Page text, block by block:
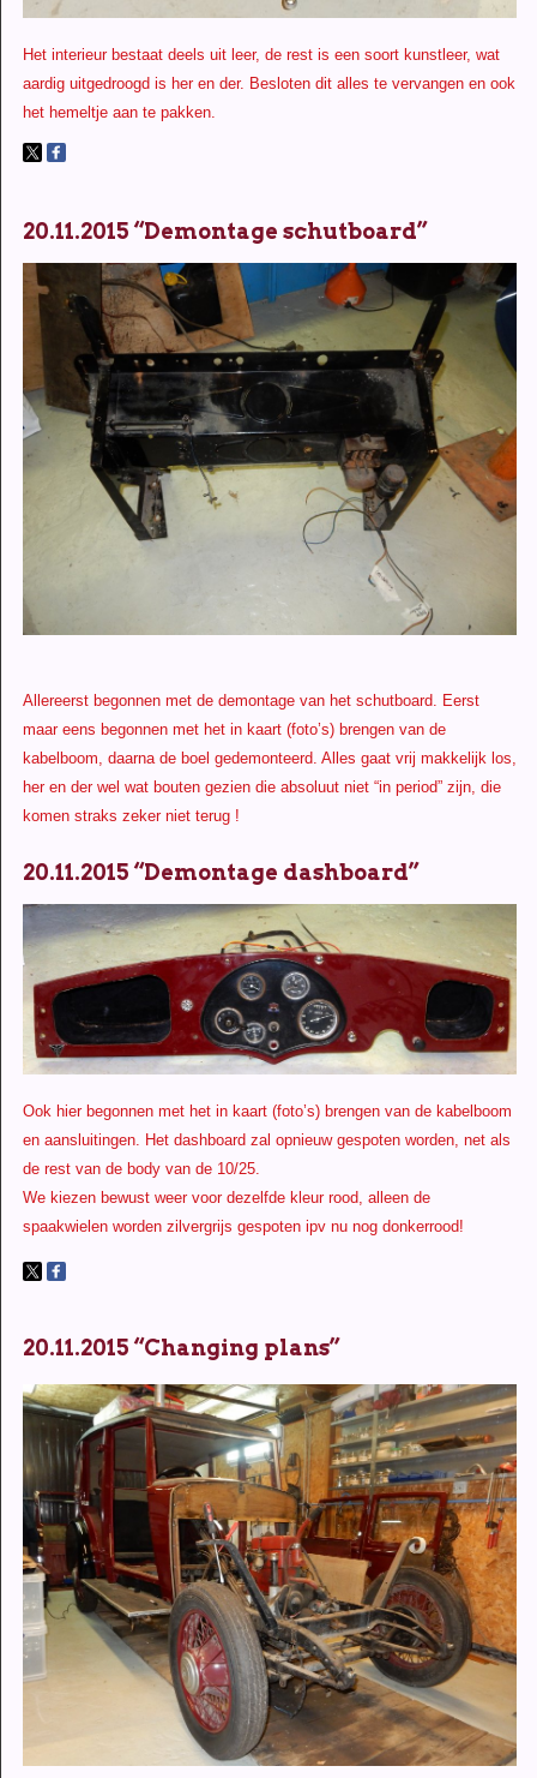
Het interieur bestaat deels uit leer, de rest is een soort kunstleer, wat
aardig uitgedroogd is her en der. Besloten dit alles te vervangen en ook
het hemeltje aan te pakken.
20.11.2015 “Demontage schutboard”
Allereerst begonnen met de demontage van het schutboard. Eerst
maar eens begonnen met het in kaart (foto’s) brengen van de
kabelboom, daarna de boel gedemonteerd. Alles gaat vrij makkelijk los,
her en der wel wat bouten gezien die absoluut niet “in period” zijn, die
komen straks zeker niet terug !
20.11.2015 “Demontage dashboard”
Ook hier begonnen met het in kaart (foto’s) brengen van de kabelboom
en aansluitingen. Het dashboard zal opnieuw gespoten worden, net als
de rest van de body van de 10/25.
We kiezen bewust weer voor dezelfde kleur rood, alleen de
spaakwielen worden zilvergrijs gespoten ipv nu nog donkerrood!
20.11.2015 “Changing plans”